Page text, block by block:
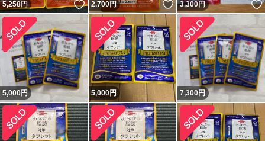
5,258円 いいね！
2,700円 いいね！
3,300円
5,000円 5,000円 7,300円